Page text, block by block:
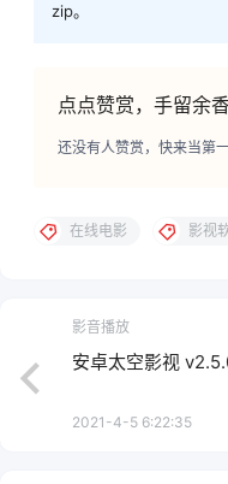
zip。
点点赞赏，手留余
还没有人赞赏，快来当第
在线电影 影视
影音播放
安卓太空影视
2021-4-5 6:22:35